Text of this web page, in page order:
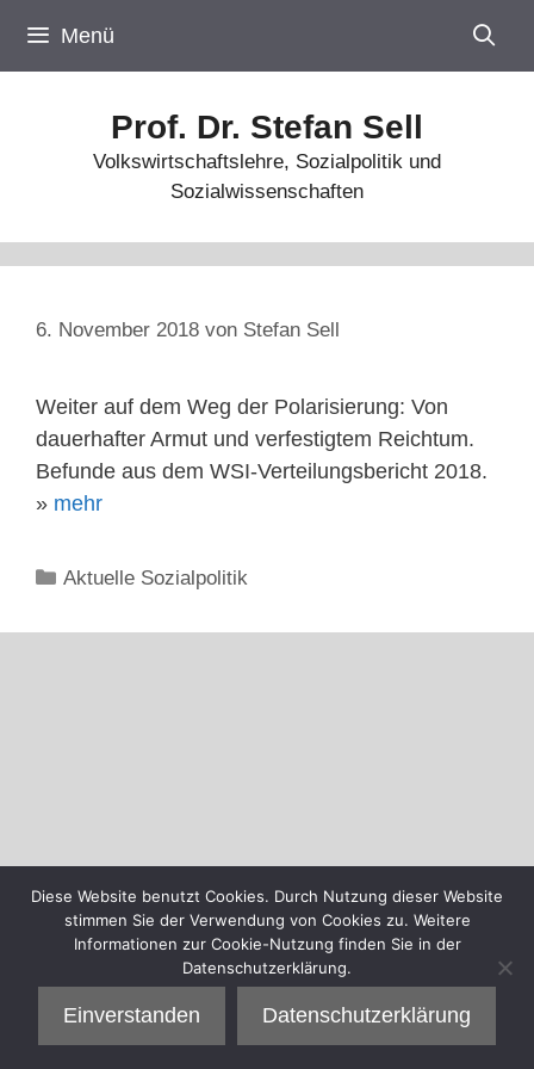
Inhalt
springen
Menü
Prof. Dr. Stefan Sell
Volkswirtschaftslehre, Sozialpolitik und
Sozialwissenschaften
6. November 2018 von Stefan Sell
Weiter auf dem Weg der Polarisierung: Von
dauerhafter Armut und verfestigtem Reichtum.
Befunde aus dem WSI-Verteilungsbericht 2018.
» mehr
Kategorien
Aktuelle Sozialpolitik
Diese Website benutzt Cookies. Durch Nutzung dieser Website
stimmen Sie der Verwendung von Cookies zu. Weitere
Informationen zur Cookie-Nutzung finden Sie in der
Datenschutzerklärung.
Einverstanden Datenschutzerklärung